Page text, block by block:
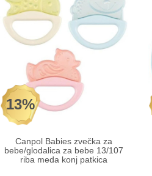
13%
Canpol Babies zvečka za
bebe/glodalica za bebe 13/107
riba meda konj patkica